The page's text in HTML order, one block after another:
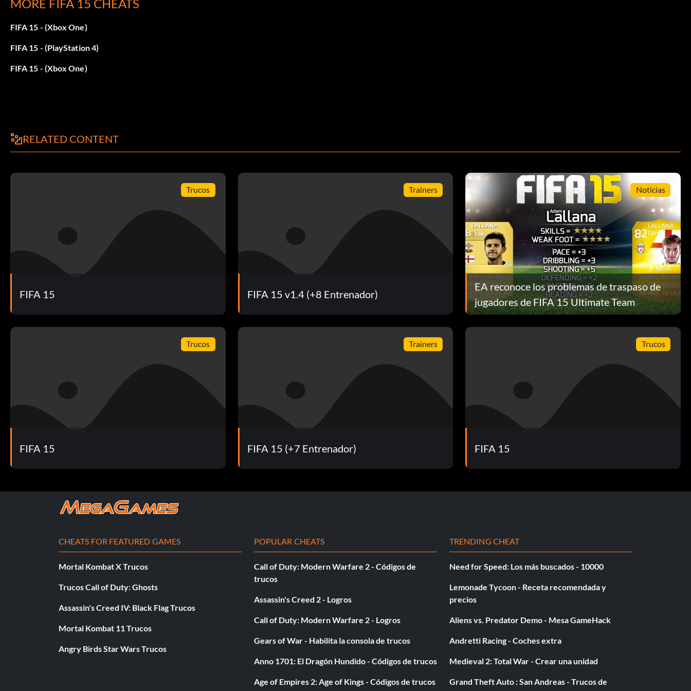
15. Sergio Ramos – Real Madrid (España)
20. Vincent Kompany – Manchester City (Inglaterra)
23. Wayne Rooney – Manchester United (Inglaterra)
24. Sergio Agüero – Manchester City (Inglaterra)
25. Ángel Di María – Manchester United (Inglaterra)
28. Mesut Özil – Arsenal (Inglaterra)
30. Neymar Jr. – FC Barcelona (España)
31. Thibaut Courtois – Chelsea FC (Inglaterra)
32. James Rodríguez – Real Madrid (España)
33. Edinson Cavani – París Saint-Germain (Francia)
35. Arturo Vidal – Juventus FC (Italia)
37. Diego Costa – Chelsea FC (Inglaterra)
39. Carlos Tevez – Juventus (Italia)
40. Karim Benzema – Real Madrid (España)
41. Juan Mata – Manchester United (Inglaterra)
MORE FIFA 15 CHEATS
FIFA 15 - (Xbox One)
FIFA 15 - (PlayStation 4)
FIFA 15 - (Xbox One)
RELATED CONTENT
Trucos
FIFA 15
Trainers
FIFA 15 v1.4 (+8 Entrenador)
Noticias
EA reconoce los problemas de traspaso de
jugadores de FIFA 15 Ultimate Team
Trucos
FIFA 15
Trainers
FIFA 15 (+7 Entrenador)
Trucos
FIFA 15
CHEATS FOR FEATURED GAMES
Mortal Kombat X Trucos
Trucos Call of Duty: Ghosts
Assassin's Creed IV: Black Flag Trucos
Mortal Kombat 11 Trucos
Angry Birds Star Wars Trucos
POPULAR CHEATS
Call of Duty: Modern Warfare 2 - Códigos de
trucos
Assassin's Creed 2 - Logros
Call of Duty: Modern Warfare 2 - Logros
Gears of War - Habilita la consola de trucos
Anno 1701: El Dragón Hundido - Códigos de trucos
Age of Empires 2: Age of Kings - Códigos de trucos
TRENDING CHEAT
Need for Speed: Los más buscados - 10000
Lemonade Tycoon - Receta recomendada y
precios
Aliens vs. Predator Demo - Mesa GameHack
Andretti Racing - Coches extra
Medieval 2: Total War - Crear una unidad
Grand Theft Auto : San Andreas - Trucos de